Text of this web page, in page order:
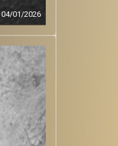
04/01/2026